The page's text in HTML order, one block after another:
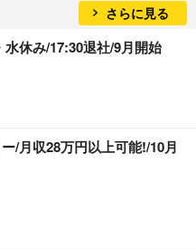
さらに見る
休み/17:30退社/9月開始
/月収28万円以上可能!/10月